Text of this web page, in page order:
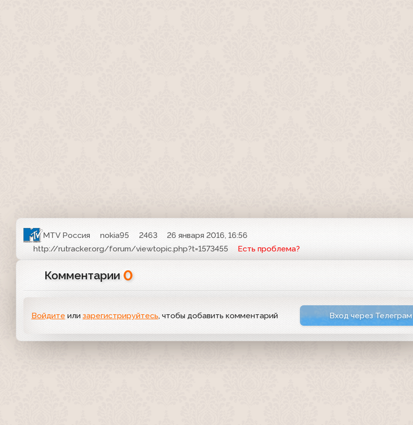
MTV Россия nokia95 2463
26 января 2016, 16:56
http://rutracker.org/forum/viewtopic.php?t=1573455
Есть проблема?
Комментарии 0
Войдите или зарегистрируйтесь, чтобы добавить комментарий Вход через Телеграм